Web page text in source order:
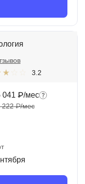
3.2
041 ₽/мес
222 ₽/мес